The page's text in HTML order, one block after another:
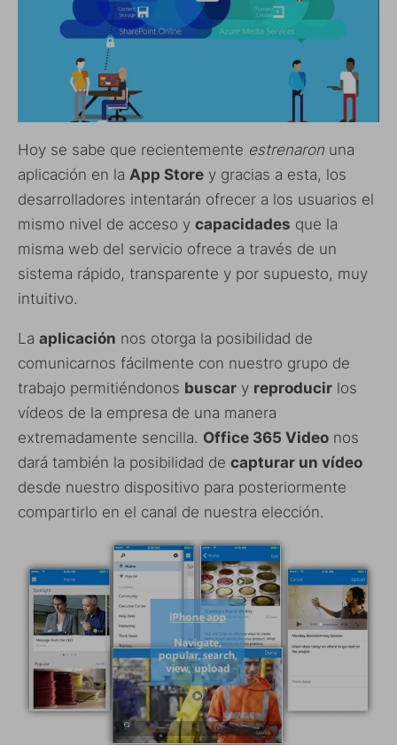
Hoy se sabe que recientemente estrenaron una
aplicación en la App Store y gracias a esta, los
desarrolladores intentarán ofrecer a los usuarios el
mismo nivel de acceso y capacidades que la
misma web del servicio ofrece a través de un
sistema rápido, transparente y por supuesto, muy
intuitivo.
La aplicación nos otorga la posibilidad de
comunicarnos fácilmente con nuestro grupo de
trabajo permitiéndonos buscar y reproducir los
vídeos de la empresa de una manera
extremadamente sencilla. Office 365 Video nos
dará también la posibilidad de capturar un vídeo
desde nuestro dispositivo para posteriormente
compartirlo en el canal de nuestra elección.